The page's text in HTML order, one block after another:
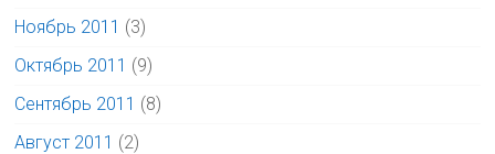
Ноябрь 2011 (3)
Октябрь 2011 (9)
Сентябрь 2011 (8)
Август 2011 (2)